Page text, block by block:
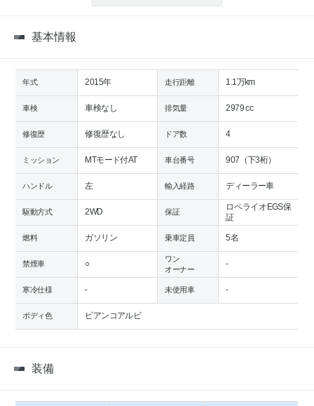
基本情報
年式 2015年 走行距離 1.1万km
車検 車検なし 排気量 2979 cc
修復歴 修復歴なし ドア数 4
ミッション MTモード付AT 車台番号 907（下3桁）
ハンドル 左 輸入経路 ディーラー車
駆動方式 2WD 保証
ロペライオEGS保
証
燃料 ガソリン 乗車定員 5名
禁煙車 ○
ワン
オーナー
-
寒冷仕様 - 未使用車 -
ボディ色 ビアンコアルビ
装備